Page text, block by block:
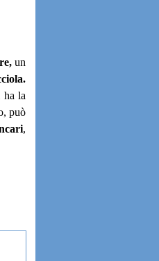
un
hala
può
,